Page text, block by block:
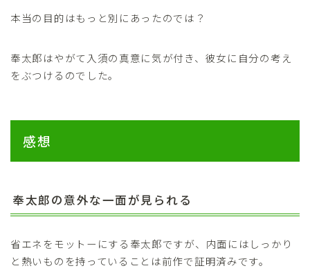
本当の目的はもっと別にあったのでは？
奉太郎はやがて入須の真意に気が付き、彼女に自分の考え
をぶつけるのでした。
感想
奉太郎の意外な一面が見られる
省エネをモットーにする奉太郎ですが、内面にはしっかり
と熱いものを持っていることは前作で証明済みです。